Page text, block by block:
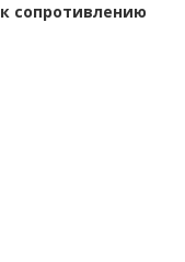
сопротивлению